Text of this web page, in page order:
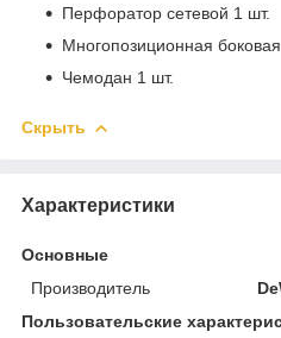
Перфоратор сетевой 1 шт.
Многопозиционная
Чемодан 1 шт.
Скрыть
Характеристики
Основные
Производитель
Пользовательские